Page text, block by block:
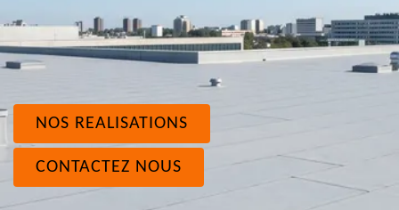
NOS REALISATIONS
CONTACTEZ NOUS